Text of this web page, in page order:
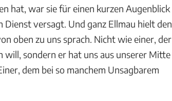
hat, war sie für einen kurzen Augenblick
Dienst versagt. Und ganz Ellmau hielt den
oben zu uns sprach. Nicht wie einer, der
will, sondern er hat uns aus unserer Mitte
dem bei so manchem Unsagbarem